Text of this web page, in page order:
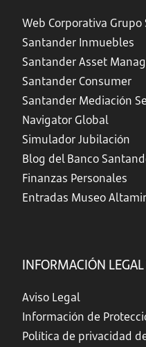
Web Corporativa
Santander Inmuebles
Santander Asset
Santander Consumer
Santander Mediación
Navigator Global
Simulador Jubilación
Blog del Banco
Finanzas Personales
Entradas Museo
INFORMACIÓN
Aviso Legal
Información de
Política de privacidad